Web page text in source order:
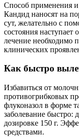
Способ применения и
Кандид наносят на
сут, желательно с
состояния наступает
лечение необходимо
клинических
Как быстро
Избавиться от
противогрибковых
флуконазол в форме
заболевание быстро:
дозировке 150 г.
средствами.